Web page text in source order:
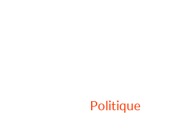
Politique